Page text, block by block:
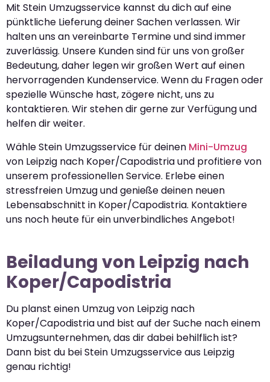
Mit Stein Umzugsservice kannst du dich auf eine
pünktliche Lieferung deiner Sachen verlassen. Wir
halten uns an vereinbarte Termine und sind immer
zuverlässig. Unsere Kunden sind für uns von großer
Bedeutung, daher legen wir großen Wert auf einen
hervorragenden Kundenservice. Wenn du Fragen oder
spezielle Wünsche hast, zögere nicht, uns zu
kontaktieren. Wir stehen dir gerne zur Verfügung und
helfen dir weiter.
Wähle Stein Umzugsservice für deinen Mini-Umzug
von Leipzig nach Koper/Capodistria und profitiere von
unserem professionellen Service. Erlebe einen
stressfreien Umzug und genieße deinen neuen
Lebensabschnitt in Koper/Capodistria. Kontaktiere
uns noch heute für ein unverbindliches Angebot!
Beiladung von Leipzig nach
Koper/Capodistria
Du planst einen Umzug von Leipzig nach
Koper/Capodistria und bist auf der Suche nach einem
Umzugsunternehmen, das dir dabei behilflich ist?
Dann bist du bei Stein Umzugsservice aus Leipzig
genau richtig!